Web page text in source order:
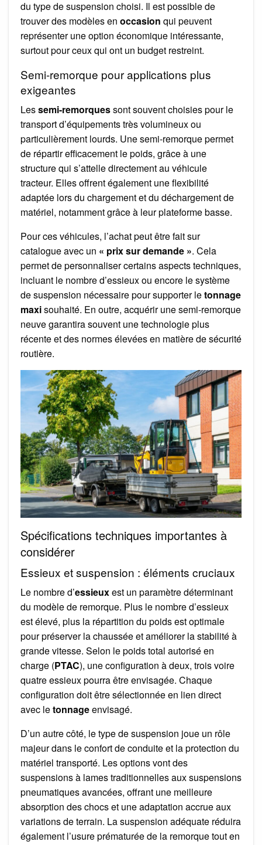
du type de suspension choisi. Il est possible de
trouver des modèles en occasion qui peuvent
représenter une option économique intéressante,
surtout pour ceux qui ont un budget restreint.
Semi-remorque pour applications plus
exigeantes
Lessemi-remorquessont souvent choisies pour le
transport d’équipements très volumineux ou
particulièrement lourds. Une semi-remorque permet
de répartir efficacement le poids, grâce à une
structure qui s’attelle directement au véhicule
tracteur. Elles offrent également une flexibilité
adaptée lors du chargement et du déchargement de
matériel, notamment grâce à leur plateforme basse.
Pour ces véhicules, l’achat peut être fait sur
catalogue avec un « prix sur demande ». Cela
permet de personnaliser certains aspects techniques,
incluant le nombre d’essieux ou encore le système
de suspension nécessaire pour supporter letonnage
maxisouhaité. En outre, acquérir une semi-remorque
neuve garantira souvent une technologie plus
récente et des normes élevées en matière de sécurité
routière.
Spécifications techniques importantes à
considérer
Essieux et suspension : éléments cruciaux
Le nombre d’essieuxest un paramètre déterminant
du modèle de remorque. Plus le nombre d’essieux
est élevé, plus la répartition du poids est optimale
pour préserver la chaussée et améliorer la stabilité à
grande vitesse. Selon le poids total autorisé en
charge (PTAC), une configuration à deux, trois voire
quatre essieux pourra être envisagée. Chaque
configuration doit être sélectionnée en lien direct
avec letonnageenvisagé.
D’un autre côté, le type de suspension joue un rôle
majeur dans le confort de conduite et la protection du
matériel transporté. Les options vont des
suspensions à lames traditionnelles aux suspensions
pneumatiques avancées, offrant une meilleure
absorption des chocs et une adaptation accrue aux
variations de terrain. La suspension adéquate réduira
également l’usure prématurée de la remorque tout en